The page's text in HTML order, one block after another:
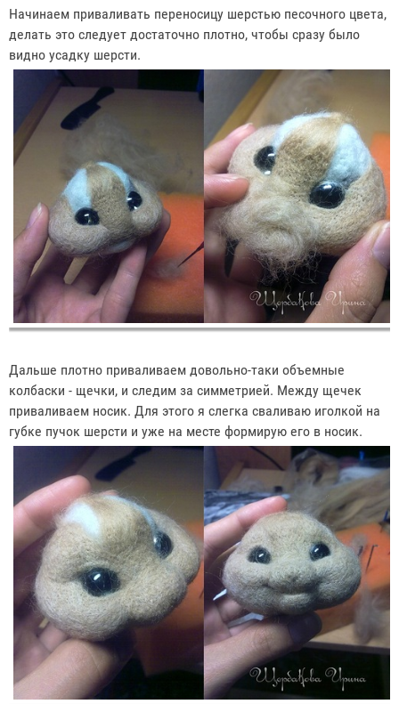
Начинаем приваливать переносицу шерстью песочного цвета,
делать это следует достаточно плотно, чтобы сразу было
видно усадку шерсти.
Дальше плотно приваливаем довольно-таки объемные
колбаски - щечки, и следим за симметрией. Между щечек
приваливаем носик. Для этого я слегка сваливаю иголкой на
губке пучок шерсти и уже на месте формирую его в носик.